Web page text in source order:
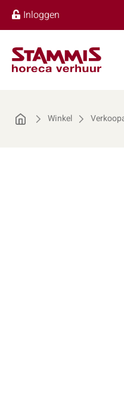
Inloggen
Winkel